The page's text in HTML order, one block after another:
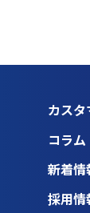
カスタ
コラム
新着情
採用情